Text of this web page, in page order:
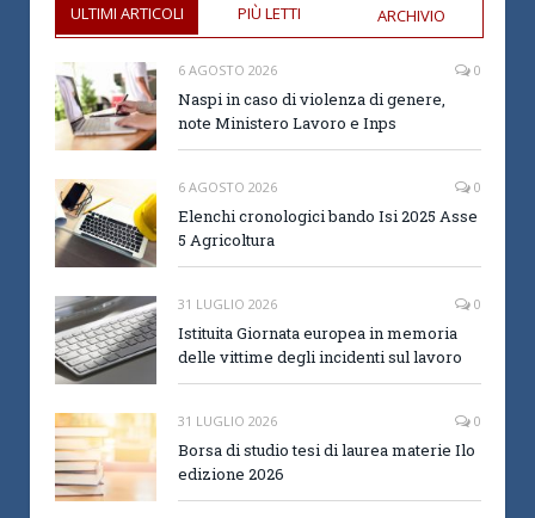
ULTIMI ARTICOLI PIÙ LETTI ARCHIVIO
6 AGOSTO 2026 0
Naspi in caso di violenza di genere,
note Ministero Lavoro e Inps
6 AGOSTO 2026 0
Elenchi cronologici bando Isi 2025 Asse
5 Agricoltura
31 LUGLIO 2026 0
Istituita Giornata europea in memoria
delle vittime degli incidenti sul lavoro
31 LUGLIO 2026 0
Borsa di studio tesi di laurea materie Ilo
edizione 2026